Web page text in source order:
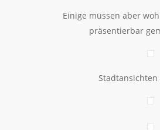
Einige müssen aber
präsentierbar
Stadtansichten